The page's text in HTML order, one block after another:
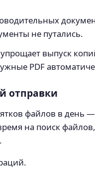
не путались.
выпуск
PDF
отправки
файлов в день —
на поиск